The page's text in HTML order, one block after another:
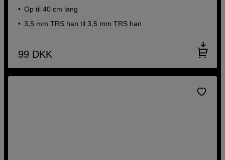
Op til 40 cm lang
3,5 mm TRS han til 3,5 mm TRS han
99 DKK